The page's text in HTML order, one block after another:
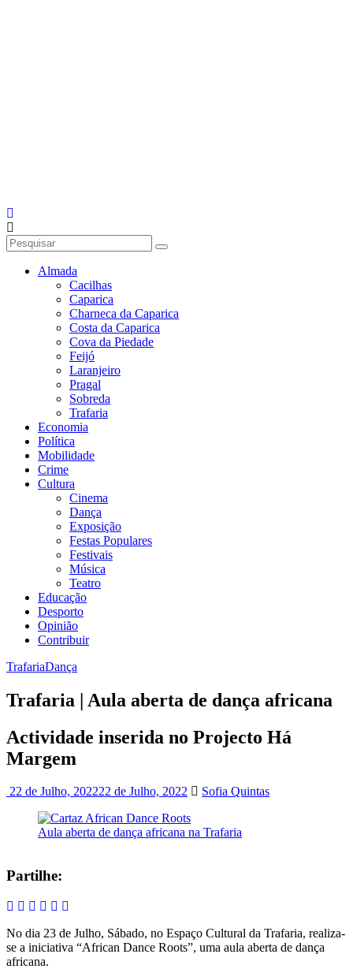
Almada
Cacilhas
Caparica
Charneca da Caparica
Costa da Caparica
Cova da Piedade
Feijó
Laranjeiro
Pragal
Sobreda
Trafaria
Economia
Política
Mobilidade
Crime
Cultura
Cinema
Dança
Exposição
Festas Populares
Festivais
Música
Teatro
Educação
Desporto
Opinião
Contribuir
TrafariaDança
Trafaria | Aula aberta de dança africana
Actividade inserida no Projecto Há
Margem
22 de Julho, 202222 de Julho, 2022 Sofia Quintas
Aula aberta de dança africana na Trafaria
Partilhe:
No dia 23 de Julho, Sábado, no Espaço Cultural da Trafaria, realiza-
se a iniciativa “African Dance Roots”, uma aula aberta de dança
africana.